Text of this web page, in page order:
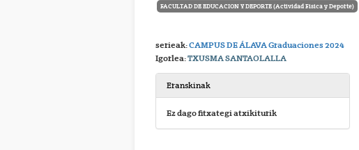
FACULTAD DE EDUCACION Y DEPORTE (Actividad Fisica y Deporte)
serieak:CAMPUS DE ÁLAVA Graduaciones 2024
Igorlea:TXUSMA SANTAOLALLA
Eranskinak
Ez dago fitxategi atxikiturik